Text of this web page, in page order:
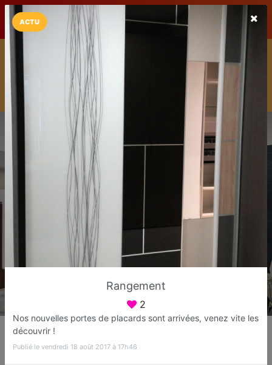
LaCarte Play Store
Installez l'App LaCarte
Téléchargez gratuitement l'app LaCarte pour suivre vos
commerces favoris et ne rien rater !
Télécharger
SARL ARIVAT - LEICHT
Vente de cuisines, salles de bains et
ACTU
Rangement
2
Nos nouvelles portes de placards sont arrivées, venez vite les
découvrir !
Publié le vendredi 18 août 2017 à 17h46